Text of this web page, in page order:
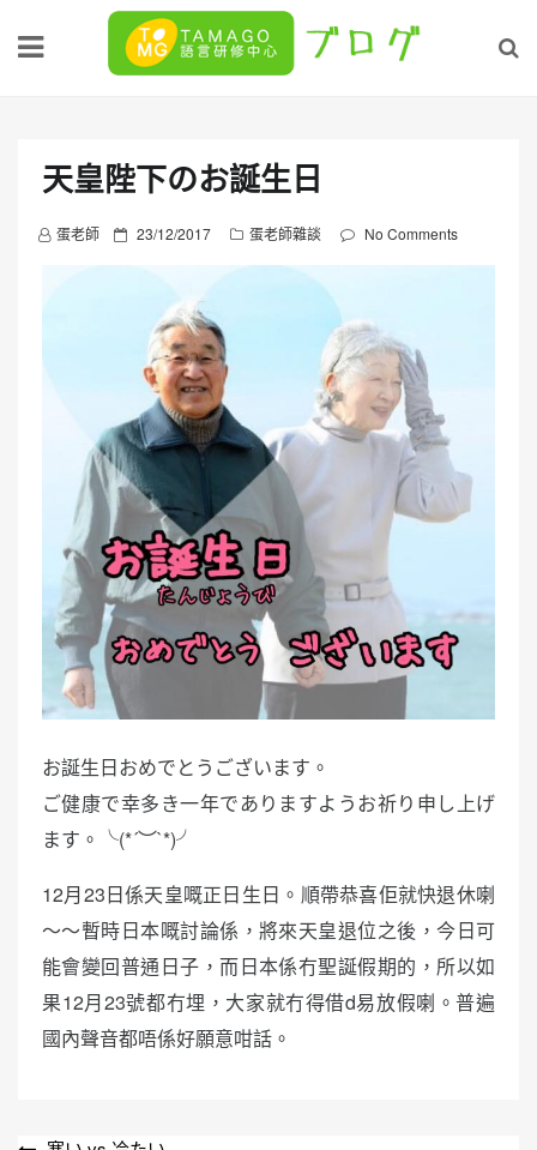
天皇陛下のお誕生日
蛋老師
P
o
n
23/12/2017 蛋老師雜談 No Comments
お誕生日おめでとうございます。
ご健康で幸多き一年でありますようお祈り申し上げ
ます。╰(*´︶`*)╯
12月23日係天皇嘅正日生日。順帶恭喜佢就快退休喇
～～暫時日本嘅討論係，將來天皇退位之後，今日可
能會變回普通日子，而日本係冇聖誕假期的，所以如
果12月23號都冇埋，大家就冇得借d易放假喇。普遍
國內聲音都唔係好願意咁話。